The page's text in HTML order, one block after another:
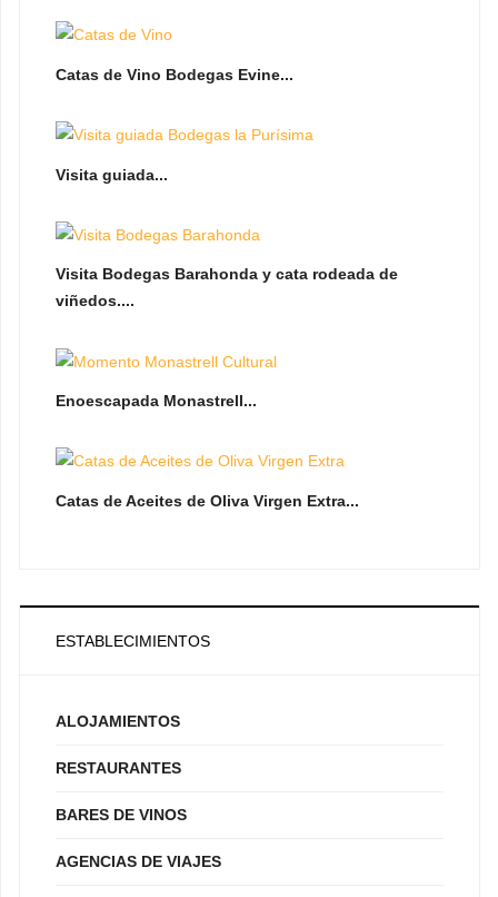
Catas de Vino Bodegas Evine...
Visita guiada...
Visita Bodegas Barahonda y cata rodeada de
viñedos....
Enoescapada Monastrell...
Catas de Aceites de Oliva Virgen Extra...
ESTABLECIMIENTOS
ALOJAMIENTOS
RESTAURANTES
BARES DE VINOS
AGENCIAS DE VIAJES